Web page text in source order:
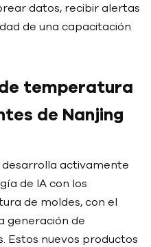
datos, recibir alertas
de una capacitación
temperatura
de Nanjing
desarrolla activamente
de IA con los
de moldes, con el
generación de
Estos nuevos productos